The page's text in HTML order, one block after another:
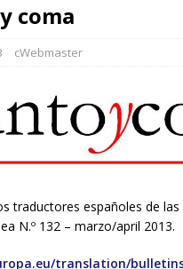
coma
cWebmaster
traductores españoles de
N.º 132 – marzo/april 2013.
translation/